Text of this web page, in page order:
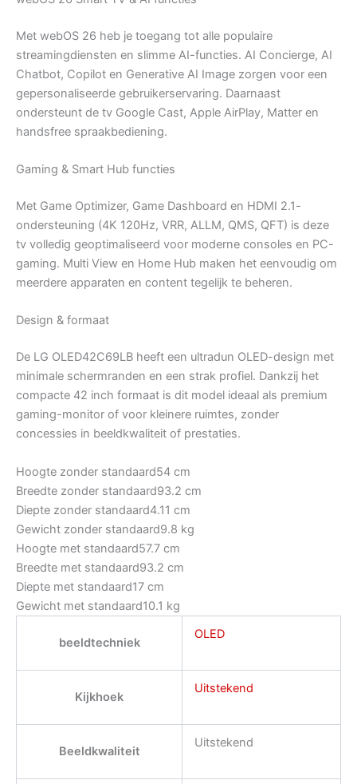
Met webOS 26 heb je toegang tot alle populaire
streamingdiensten en slimme AI-functies. AI Concierge, AI
Chatbot, Copilot en Generative AI Image zorgen voor een
gepersonaliseerde gebruikerservaring. Daarnaast
ondersteunt de tv Google Cast, Apple AirPlay, Matter en
handsfree spraakbediening.
Gaming & Smart Hub functies
Met Game Optimizer, Game Dashboard en HDMI 2.1-
ondersteuning (4K 120Hz, VRR, ALLM, QMS, QFT) is deze
tv volledig geoptimaliseerd voor moderne consoles en PC-
gaming. Multi View en Home Hub maken het eenvoudig om
meerdere apparaten en content tegelijk te beheren.
Design & formaat
De LG OLED42C69LB heeft een ultradun OLED-design met
minimale schermranden en een strak profiel. Dankzij het
compacte 42 inch formaat is dit model ideaal als premium
gaming-monitor of voor kleinere ruimtes, zonder
concessies in beeldkwaliteit of prestaties.
Hoogte zonder standaard54 cm
Breedte zonder standaard93.2 cm
Diepte zonder standaard4.11 cm
Gewicht zonder standaard9.8 kg
Hoogte met standaard57.7 cm
Breedte met standaard93.2 cm
Diepte met standaard17 cm
Gewicht met standaard10.1 kg
beeldtechniek
OLED
Kijkhoek
Uitstekend
Beeldkwaliteit
Uitstekend